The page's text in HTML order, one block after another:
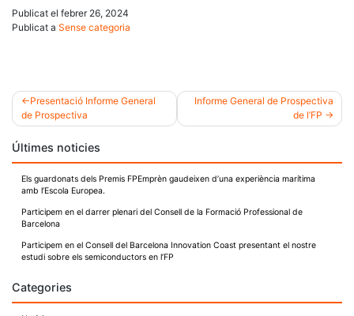
Publicat el febrer 26, 2024
Publicat a Sense categoria
Navegació
d'entrades
Presentació Informe General
de Prospectiva
Informe General de Prospectiva
de l’FP
Últimes noticies
Els guardonats dels Premis FPEmprèn gaudeixen d’una experiència marítima
amb l’Escola Europea.
Participem en el darrer plenari del Consell de la Formació Professional de
Barcelona
Participem en el Consell del Barcelona Innovation Coast presentant el nostre
estudi sobre els semiconductors en l’FP
Categories